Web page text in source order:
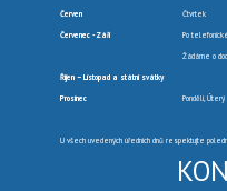
Červen Čtvrtek
Červenec -Září Po
Žádáme o
Říjen – Listopad a státní svátky
Prosinec Pondělí, Úterý
U všech uvedených úředních dnů respektujte